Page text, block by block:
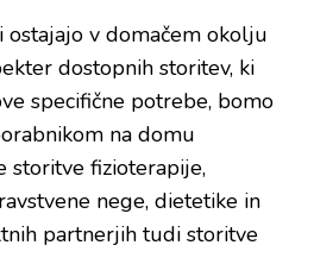
v domačem okolju
dostopnih storitev, ki
specifične potrebe, bomo
na domu
storitve fizioterapije,
nege, dietetike in
partnerjih tudi storitve